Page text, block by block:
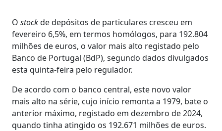
O stockde depósitos de particulares cresceu em
fevereiro 6,5%, em termos homólogos, para 192.804
milhões de euros, o valor mais alto registado pelo
Banco de Portugal (BdP), segundo dados divulgados
esta quinta-feira pelo regulador.
De acordo com o banco central, este novo valor
mais alto na série, cujo início remonta a 1979, bate o
anterior máximo, registado em dezembro de 2024,
quando tinha atingido os 192.671 milhões de euros.